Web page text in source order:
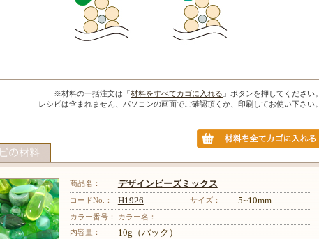
※材料の一括注文は「 材料をすべてカゴに入れる 」ボタンを押してください。
レシピは含まれません、パソコンの画面でご確認頂くか、印刷してお使い下さい。
商品名： デザインビーズミックス
コードNo.： H1926 サイズ： 5~10mm
カラー番号：
カラー名：
内容量：
10g（パック）